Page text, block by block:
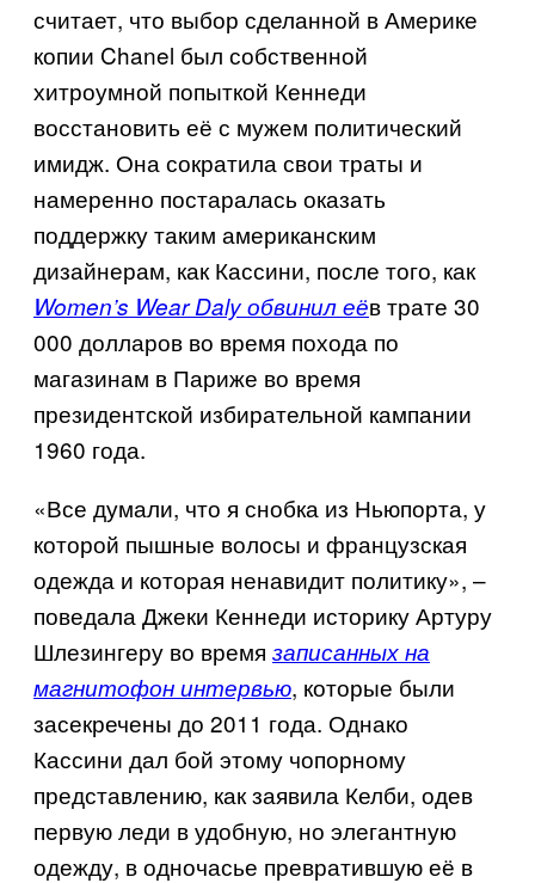
считает, что выбор сделанной в Америке
копии Chanel был собственной
хитроумной попыткой Кеннеди
восстановить её с мужем политический
имидж. Она сократила свои траты и
намеренно постаралась оказать
поддержку таким американским
дизайнерам, как Кассини, после того, как
Women’s Wear Daly обвинил еёв трате 30
000 долларов во время похода по
магазинам в Париже во время
президентской избирательной кампании
1960 года.
«Все думали, что я снобка из Ньюпорта, у
которой пышные волосы и французская
одежда и которая ненавидит политику», –
поведала Джеки Кеннеди историку Артуру
Шлезингеру во время записанных на
магнитофон интервью, которые были
засекречены до 2011 года. Однако
Кассини дал бой этому чопорному
представлению, как заявила Келби, одев
первую леди в удобную, но элегантную
одежду, в одночасье превратившую её в